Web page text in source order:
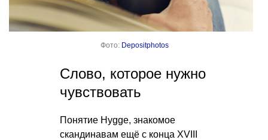
Фото: Depositphotos
Слово, которое нужно
чувствовать
Понятие Hygge, знакомое
скандинавам ещё с конца XVIII